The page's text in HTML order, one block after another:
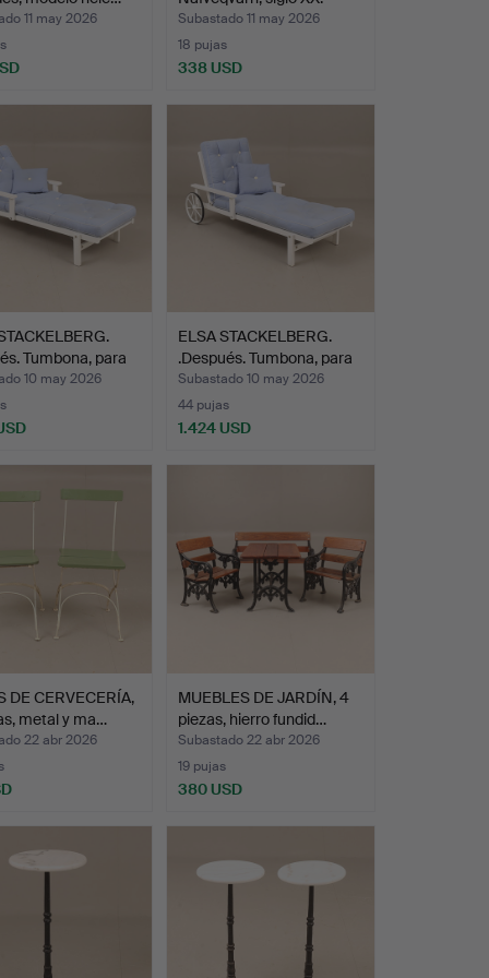
11 may 2026
Subastado 11 may 2026
18 pujas
338 USD
Tumbona, para
10 may 2026
ELSA STACKELBERG.
.Después. Tumbona, para
…
Subastado 10 may 2026
44 pujas
1.424 USD
DE CERVECERÍA,
metal y ma…
22 abr 2026
MUEBLES DE JARDÍN, 4
piezas, hierro fundid…
Subastado 22 abr 2026
19 pujas
380 USD